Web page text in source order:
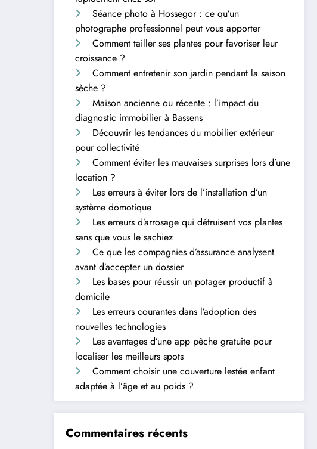
Séance photo à Hossegor : ce qu’un
photographe professionnel peut vous apporter
Comment tailler ses plantes pour favoriser leur
croissance ?
Comment entretenir son jardin pendant la saison
sèche ?
Maison ancienne ou récente : l’impact du
diagnostic immobilier à Bassens
Découvrir les tendances du mobilier extérieur
pour collectivité
Comment éviter les mauvaises surprises lors d’une
location ?
Les erreurs à éviter lors de l’installation d’un
système domotique
Les erreurs d’arrosage qui détruisent vos plantes
sans que vous le sachiez
Ce que les compagnies d’assurance analysent
avant d’accepter un dossier
Les bases pour réussir un potager productif à
domicile
Les erreurs courantes dans l’adoption des
nouvelles technologies
Les avantages d’une app pêche gratuite pour
localiser les meilleurs spots
Comment choisir une couverture lestée enfant
adaptée à l’âge et au poids ?
Commentaires récents